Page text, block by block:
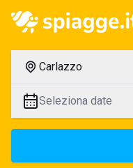
Carlazzo
Seleziona date